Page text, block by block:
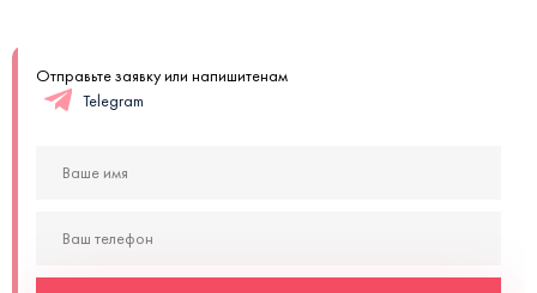
Отправьте заявку или напишитенам
Telegram